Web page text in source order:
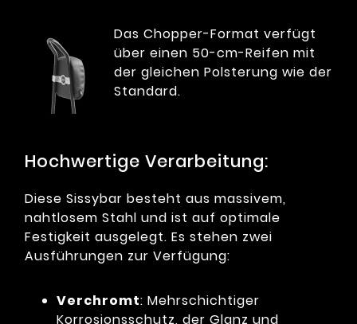
Das Chopper-Format verfügt
über einen 50-cm-Reifen mit
der gleichen Polsterung wie der
Standard.
Hochwertige Verarbeitung:
Diese Sissybar besteht aus massivem,
nahtlosem Stahl und ist auf optimale
Festigkeit ausgelegt. Es stehen zwei
Ausführungen zur Verfügung:
Verchromt: Mehrschichtiger
Korrosionsschutz, der Glanz und